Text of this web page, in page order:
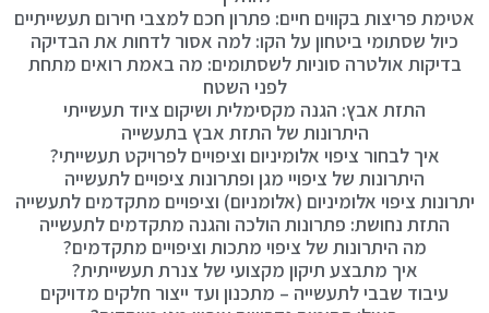
אטימת פריצות בקווים חיים: פתרון חכם למצבי חירום תעשייתיים
כיול שסתומי ביטחון על הקו: למה אסור לדחות את הבדיקה
בדיקות אולטרה סוניות לשסתומים: מה באמת רואים מתחת
לפני השטח
התזת אבץ: הגנה מקסימלית ושיקום ציוד תעשייתי
היתרונות של התזת אבץ בתעשייה
איך לבחור ציפוי אלומיניום וציפויים לפרויקט תעשייתי?
היתרונות של ציפויי מגן ופתרונות ציפויים לתעשייה
יתרונות ציפוי אלומיניום (אלומניום) וציפויים מתקדמים לתעשייה
התזת נחושת: פתרונות הולכה והגנה מתקדמים לתעשייה
מה היתרונות של ציפוי מתכות וציפויים מתקדמים?
איך מתבצע תיקון מקצועי של צנרת תעשייתית?
עיבוד שבבי לתעשייה – מתכנון ועד ייצור חלקים מדויקים